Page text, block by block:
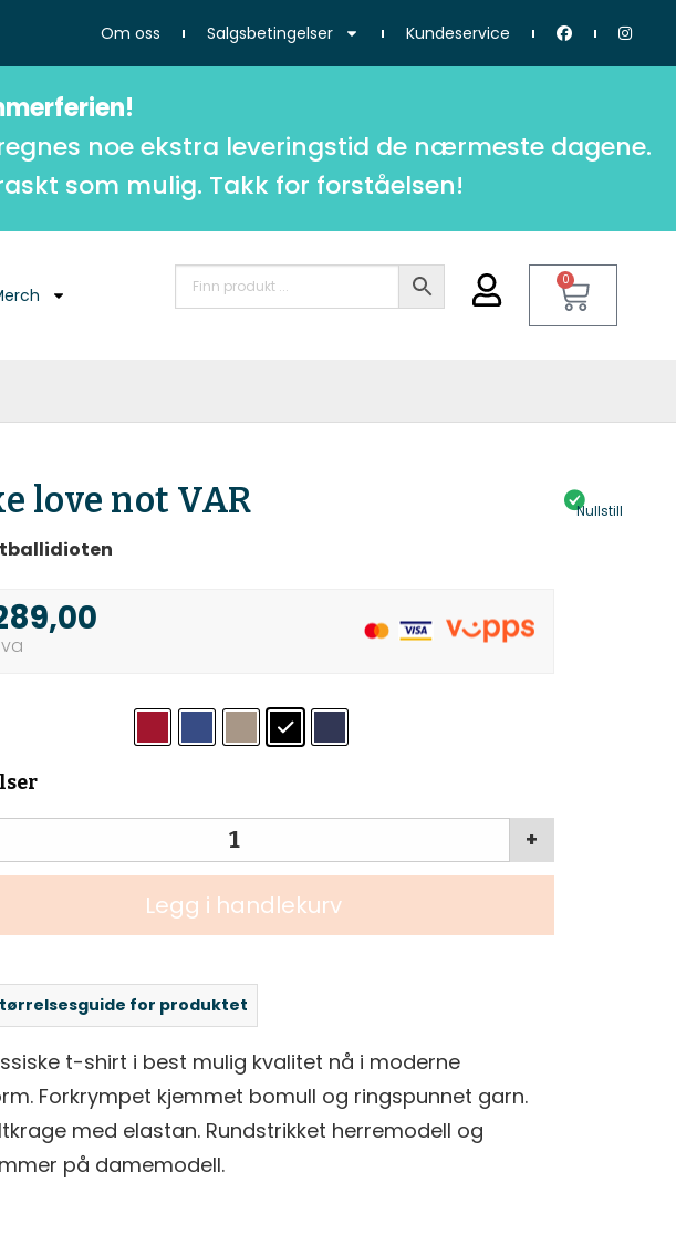
Om oss Salgsbetingelser Kundeservice
noe ekstra leveringstid de nærmeste dagene.
som mulig. Takk for forståelsen!
0
love not VAR Nullstill
+
Legg i handlekurv
for produktet
t-shirt i best mulig kvalitet nå i moderne
Forkrympet kjemmet bomull og ringspunnet garn.
med elastan. Rundstrikket herremodell og
på damemodell.